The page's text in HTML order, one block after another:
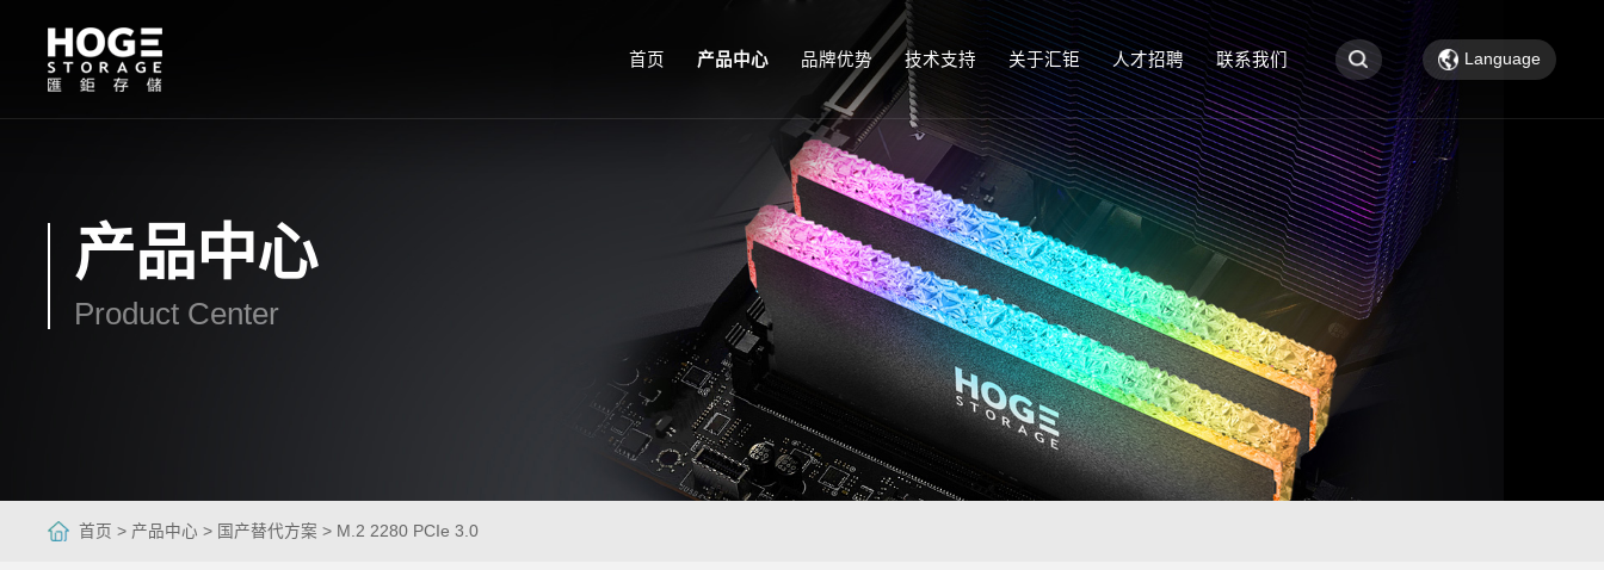
首页 产品中心 品牌优势 技术支持 关于汇钜 人才招聘 联系我们 Language
产品中心
Product Center
首页 >产品中心 >国产替代方案 >M.2 2280 PCIe 3.0